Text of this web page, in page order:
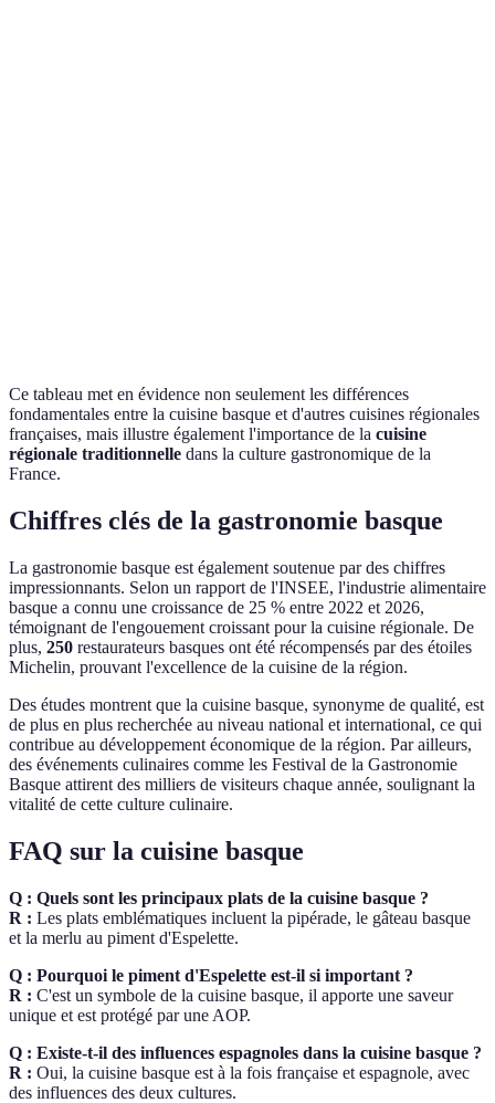
Ce tableau met en évidence non seulement les différences
fondamentales entre la cuisine basque et d'autres cuisines régionales
françaises, mais illustre également l'importance de la cuisine
régionale traditionnelle dans la culture gastronomique de la
France.
Chiffres clés de la gastronomie basque
La gastronomie basque est également soutenue par des chiffres
impressionnants. Selon un rapport de l'INSEE, l'industrie alimentaire
basque a connu une croissance de 25 % entre 2022 et 2026,
témoignant de l'engouement croissant pour la cuisine régionale. De
plus, 250 restaurateurs basques ont été récompensés par des étoiles
Michelin, prouvant l'excellence de la cuisine de la région.
Des études montrent que la cuisine basque, synonyme de qualité, est
de plus en plus recherchée au niveau national et international, ce qui
contribue au développement économique de la région. Par ailleurs,
des événements culinaires comme les Festival de la Gastronomie
Basque attirent des milliers de visiteurs chaque année, soulignant la
vitalité de cette culture culinaire.
FAQ sur la cuisine basque
Q : Quels sont les principaux plats de la cuisine basque ?
R : Les plats emblématiques incluent la pipérade, le gâteau basque
et la merlu au piment d'Espelette.
Q : Pourquoi le piment d'Espelette est-il si important ?
R : C'est un symbole de la cuisine basque, il apporte une saveur
unique et est protégé par une AOP.
Q : Existe-t-il des influences espagnoles dans la cuisine basque ?
R : Oui, la cuisine basque est à la fois française et espagnole, avec
des influences des deux cultures.